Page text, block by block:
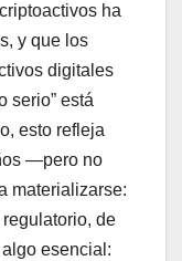
ha
y que los
digitales
serio” está
esto refleja
—pero no
materializarse:
de
esencial: